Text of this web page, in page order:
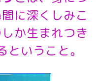
に深くしみこ
か生まれつき
いうこと。